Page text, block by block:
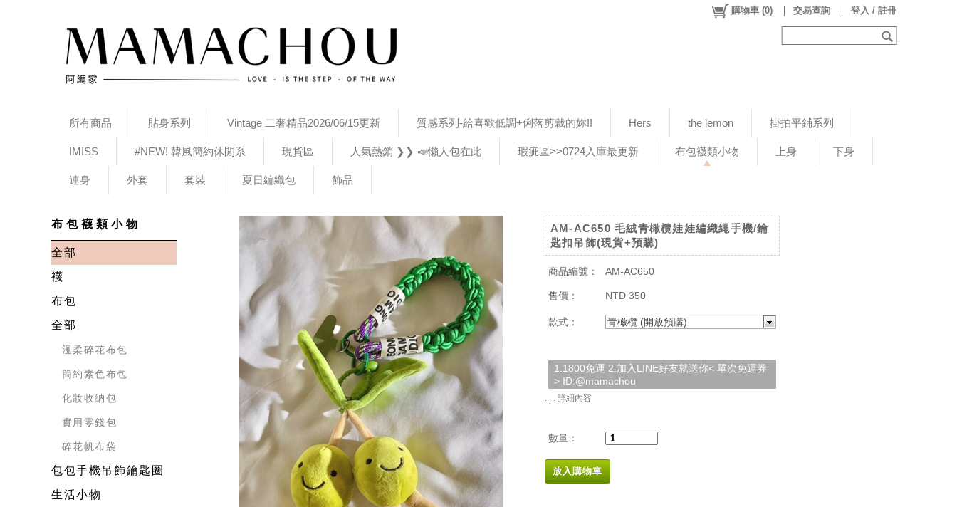
所有商品 貼身系列 Vintage 二奢精品2026/06/15更新 質感系列-給喜歡低調+俐落剪裁的妳!! Hers the lemon 掛拍平鋪系列
IMISS #NEW! 韓風簡約休閒系 現貨區 人氣熱銷 ❯❯ 📣懶人包在此 瑕疵區>>0724入庫最更新 布包襪類小物 上身 下身
連身 外套 套裝 夏日編織包 飾品
購物車 (0) 交易查詢 登入 / 註冊
布包襪類小物
全部
襪
布包
全部
溫柔碎花布包
簡約素色布包
化妝收納包
實用零錢包
碎花帆布袋
包包手機吊飾鑰匙圈
生活小物
AM-AC650 毛絨青橄欖娃娃編織繩手機/鑰
匙扣吊飾(現貨+預購)
商品編號： AM-AC650
售價： NTD 350
款式： 青橄欖 (開放預購)
1.1800免運 2.加入LINE好友就送你< 單次免運券
> ID:@mamachou
. . . 詳細內容
數量：
放入購物車